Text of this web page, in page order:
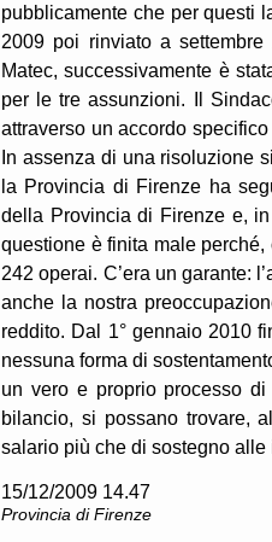
pubblicamente che per questi
2009 poi rinviato a settembre
Matec, successivamente è
per le tre assunzioni. Il
attraverso un accordo
In assenza di una risoluzione
la Provincia di Firenze ha
della Provincia di Firenze e,
questione è finita male
242 operai. C’era un garante:
anche la nostra
reddito. Dal 1° gennaio 2010
nessuna forma di
un vero e proprio processo
bilancio, si possano trovare,
salario più che di sostegno alle
15/12/2009 14.47
Provincia di Firenze